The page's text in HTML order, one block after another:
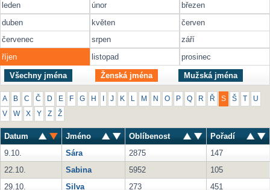
leden únor
březen
duben
květen
červen
červenec
srpen
září
říjen
listopad prosinec
Všechny jména Ženská jména Mužská jména
A B C Č D E F G H J K M N O P Q R Ř S Š U
V W X Y Z Ž
Datum Jméno Oblíbenost
Pořadí
9.10.
Sára 2875
147
22.10.
Sabina 5952
105
29.10.
Silva 273
451